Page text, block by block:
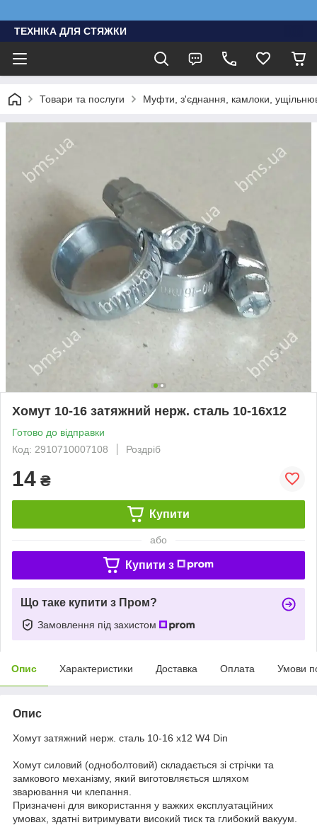
ТЕХНІКА ДЛЯ СТЯЖКИ
Товари та послуги Муфти, з'єднання, камлоки,
Хомут 10-16 затяжний нерж. сталь 10-16х12
Готово до відправки
Код: 2910710007108
Роздріб
14 ₴
Купити
або
Купити з
Що таке купити з Пром?
Замовлення під захистом
Опис Характеристики Доставка Оплата Умови
Опис
Хомут затяжний нерж. сталь 10-16 х12 W4 Din
Хомут силовий (одноболтовий) складається зі стрічки та
замкового механізму, який виготовляється шляхом
зварювання чи клепання.
Призначені для використання у важких експлуатаційних
умовах, здатні витримувати високий тиск та глибокий вакуум.